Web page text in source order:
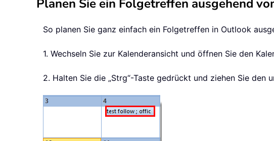
Planen Sie ein Folgetreffen ausgehend
So planen Sie ganz einfach ein Folgetreffen in Outlook
1. Wechseln Sie zur Kalenderansicht und öffnen Sie den
2. Halten Sie die „Strg“-Taste gedrückt und ziehen Sie